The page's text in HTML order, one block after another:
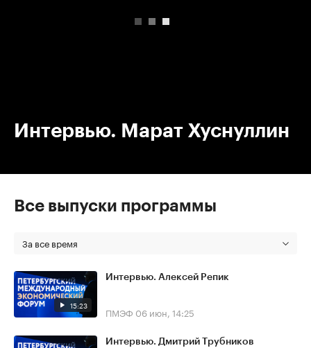
Интервью. Марат Хуснуллин
Все выпуски программы
За все время
15:23
Интервью. Алексей Репик
ПМЭФ 06 июн, 14:25
Интервью. Дмитрий Трубников